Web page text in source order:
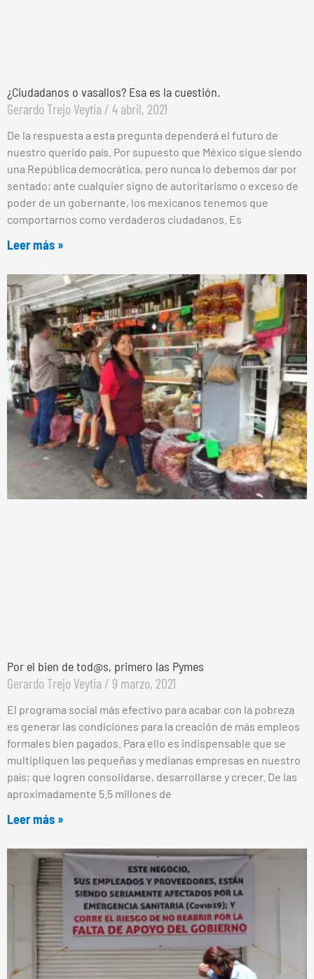
¿Ciudadanos o vasallos? Esa es la cuestión.
Gerardo Trejo Veytia 4 abril, 2021
De la respuesta a esta pregunta dependerá el futuro de
nuestro querido país. Por supuesto que México sigue siendo
una República democrática, pero nunca lo debemos dar por
sentado; ante cualquier signo de autoritarismo o exceso de
poder de un gobernante, los mexicanos tenemos que
comportarnos como verdaderos ciudadanos. Es
Leer más »
Por el bien de tod@s, primero las Pymes
Gerardo Trejo Veytia 9 marzo, 2021
El programa social más efectivo para acabar con la pobreza
es generar las condiciones para la creación de más empleos
formales bien pagados. Para ello es indispensable que se
multipliquen las pequeñas y medianas empresas en nuestro
país; que logren consolidarse, desarrollarse y crecer. De las
aproximadamente 5.5 millones de
Leer más »